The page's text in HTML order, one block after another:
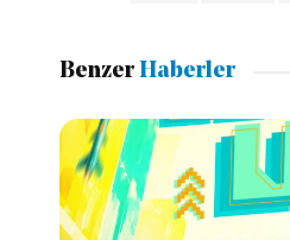
BenzerHaberler